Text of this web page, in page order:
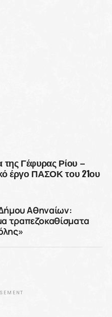
της Γέφυρας Ρίου –
έργο ΠΑΣΟΚ του 21ου
Αθηναίων:
τραπεζοκαθίσματα